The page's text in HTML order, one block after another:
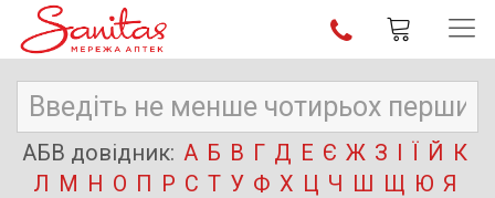
АБВ довідник: А Б В Г Д Е Є Ж З І Ї Й К
Л М Н О П Р С Т У Ф Х Ц Ч Ш Щ Ю Я